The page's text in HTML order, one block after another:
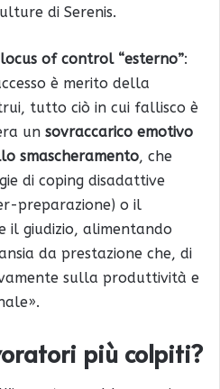
di Serenis.
locus of control “esterno”:
è merito della
tutto ciò in cui fallisco è
un sovraccarico emotivo
smascheramento, che
di coping disadattive
preparazione) o il
il giudizio, alimentando
da prestazione che, di
sulla produttività e
più colpiti?